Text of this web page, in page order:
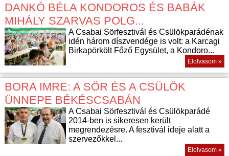
DANKÓ BÉLA KONDOROS ÉS BABÁK
MIHÁLY SZARVAS POLG...
A Csabai Sörfesztivál és Csülökparádénak
idén három díszvendége is volt: a Karcagi
Birkapörkölt Főző Egysület, a Kondoro...
Elolvasom »
BORA IMRE: A SÖR ÉS A CSÜLÖK
ÜNNEPE BÉKÉSCSABÁN
A Csabai Sörfesztivál és Csülökparádé
2014-ben is sikeresen került
megrendezésre. A fesztivál ideje alatt a
szervezőkkel...
Elolvasom »